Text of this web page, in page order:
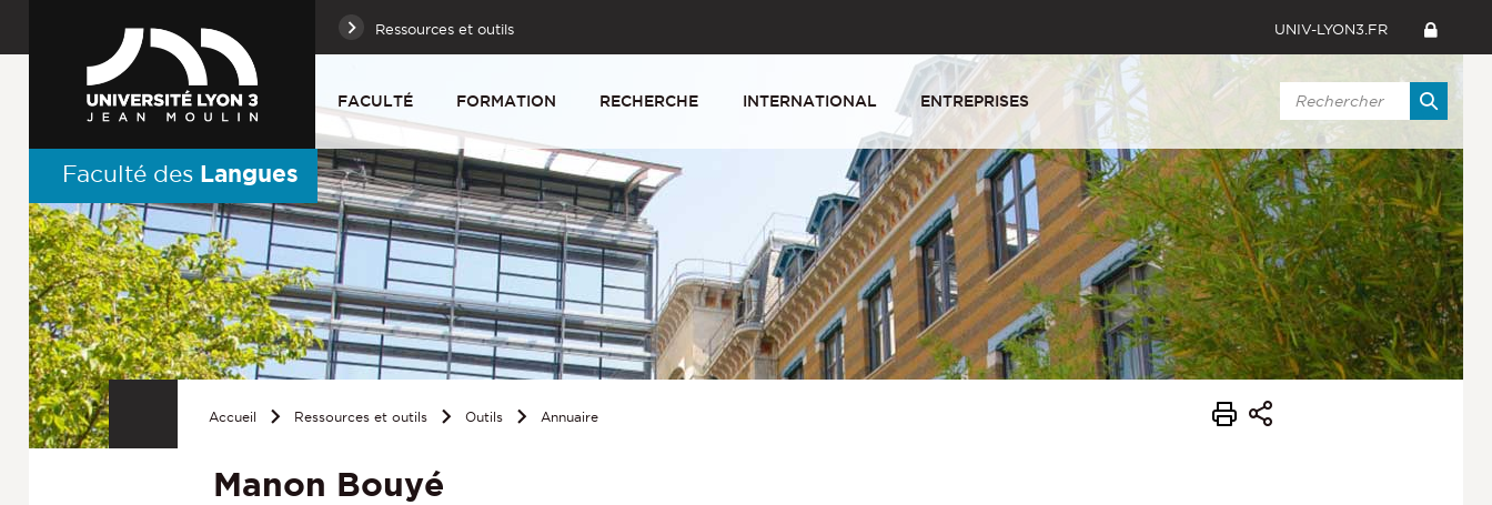
Ressources et outils UNIV-LYON3.FR
FACULTÉ FORMATION RECHERCHE INTERNATIONAL ENTREPRISES
Faculté des Langues
Accueil Ressources et outils Outils Annuaire
Manon Bouyé